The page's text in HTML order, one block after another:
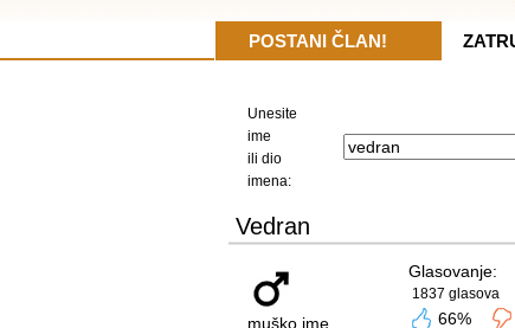
Unesite
ime
ili dio
imena:
Vedran
muško ime
Glasovanje:
1837 glasova
66%
POSTANI ČLAN!